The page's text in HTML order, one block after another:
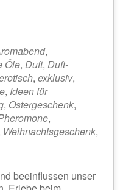
,
Öle, Duft, Duft-
, exklusiv,
, Ideen für
, Ostergeschenk,
,
Weihnachtsgeschenk,
beeinflussen unser